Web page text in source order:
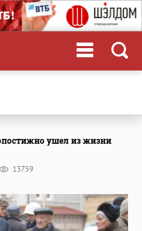
ушел из жизни
13759